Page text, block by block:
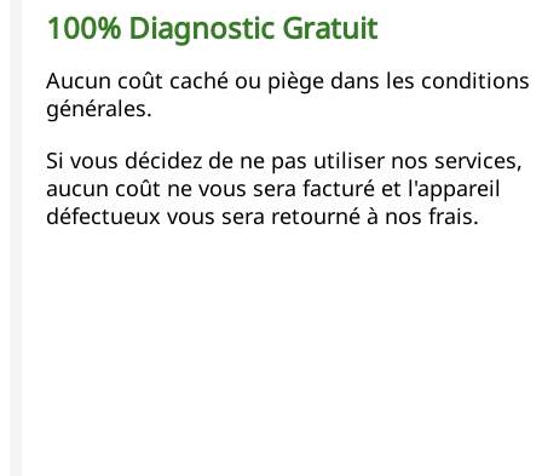
100% Diagnostic Gratuit
Aucun coût caché ou piège dans les conditions
générales.
Si vous décidez de ne pas utiliser nos services,
aucun coût ne vous sera facturé et l'appareil
défectueux vous sera retourné à nos frais.